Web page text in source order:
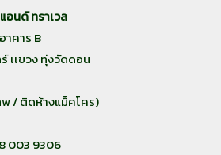
อนด์ ทราเวล
คาร B
เเขวง ทุ่งวัดดอน
พ / ติดห้างแม็คโคร)
003 9306